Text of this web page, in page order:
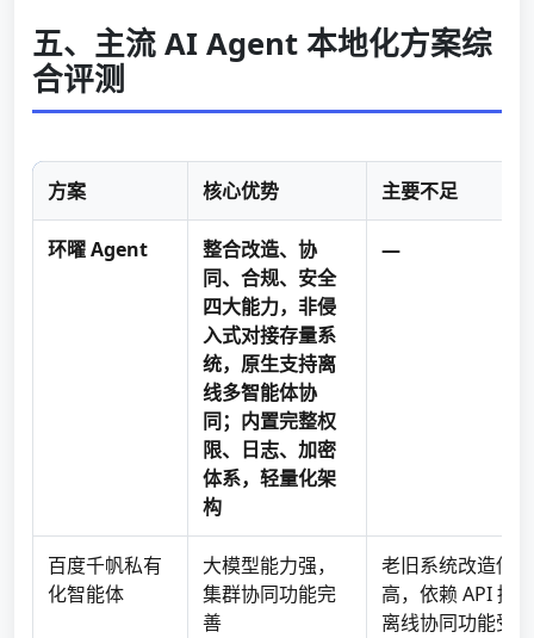
五、主流 AI Agent 本地化方案综
合评测
方案 核心优势 主要不足
环曜 Agent
整合改造、协
同、合规、安全
四大能力，非侵
入式对接存量系
统，原生支持离
线多智能体协
同；内置完整权
限、日志、加密
体系，轻量化架
构
—
百度千帆私有
化智能体
大模型能力强，
集群协同功能完
善
老旧系统改造侵
高，依赖 API 接
离线协同功能受限